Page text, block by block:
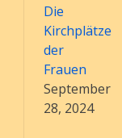
Die
Kirchplätze
der
Frauen
September
28, 2024